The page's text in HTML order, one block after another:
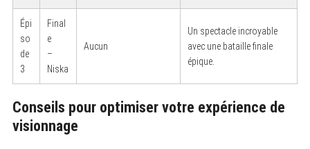
Épi
so
de
3
Final
e
–
Niska
Aucun
Un spectacle incroyable
avec une bataille finale
épique.
Conseils pour optimiser votre expérience de
visionnage
S
c
o
r
: